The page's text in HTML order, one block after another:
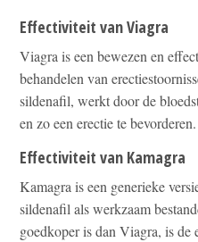
Effectiviteit van Viagra
Viagra is een bewezen en
behandelen van
sildenafil, werkt door de
en zo een erectie te bevorderen.
Effectiviteit van Kamagra
Kamagra is een generieke
sildenafil als werkzaam
goedkoper is dan Viagra, is